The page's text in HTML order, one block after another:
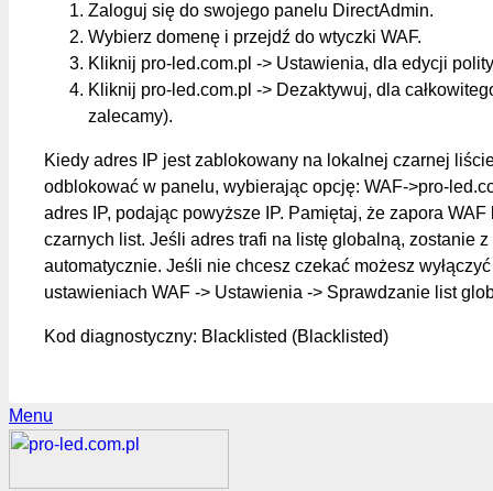
Zaloguj się do swojego panelu DirectAdmin.
Wybierz domenę i przejdź do wtyczki WAF.
Kliknij pro-led.com.pl -> Ustawienia, dla edycji
Kliknij pro-led.com.pl -> Dezaktywuj, dla
zalecamy).
Kiedy adres IP jest zablokowany na lokalnej czarnej
odblokować w panelu, wybierając opcję: WAF->pro-
adres IP, podając powyższe IP. Pamiętaj, że zapora
czarnych list. Jeśli adres trafi na listę globalną, zostanie
automatycznie. Jeśli nie chcesz czekać możesz
ustawieniach WAF -> Ustawienia -> Sprawdzanie list
Kod diagnostyczny: Blacklisted (Blacklisted)
Menu